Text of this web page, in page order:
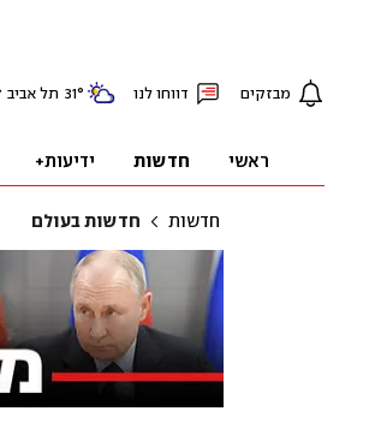
מבזקים דווחו לנו 31° תל אביב
ראשי חדשות ידיעות+
חדשות חדשות בעולם